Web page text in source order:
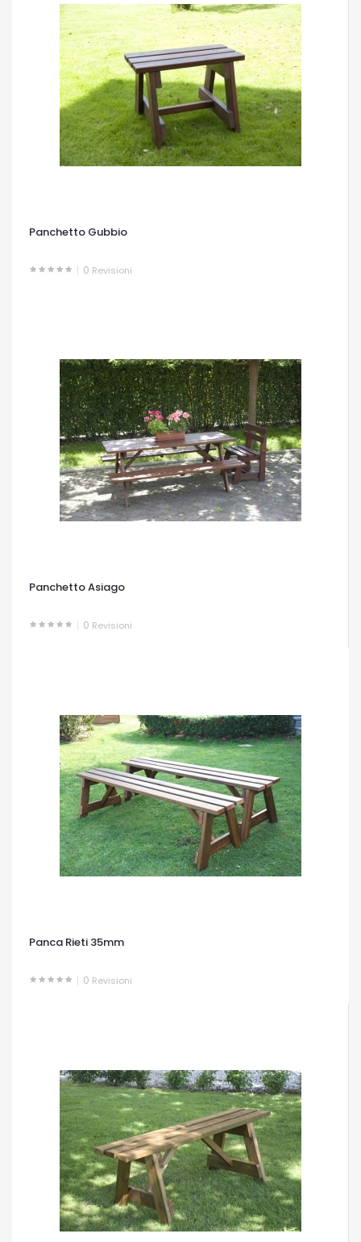
Panchetto Gubbio
0 Revisioni
OCCHIATA VELOCE
Panchetto Asiago
0 Revisioni
OCCHIATA VELOCE
Panca Rieti 35mm
0 Revisioni
OCCHIATA VELOCE